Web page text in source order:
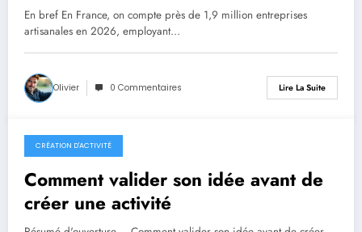
En bref En France, on compte près de 1,9 million entreprises
artisanales en 2026, employant…
Olivier 0 Commentaires Lire La Suite
22 juin 2026
CRÉATION D'ACTIVITÉ
Comment valider son idée avant de
créer une activité